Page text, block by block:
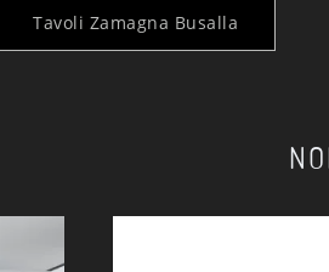
Tavoli Zamagna Busalla